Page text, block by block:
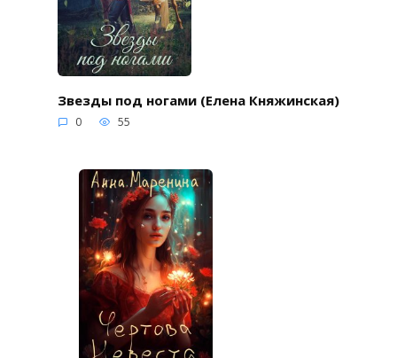
Звезды под ногами (Елена Княжинская)
0 55